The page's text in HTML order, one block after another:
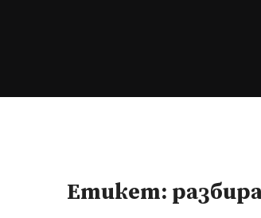
Етикет: